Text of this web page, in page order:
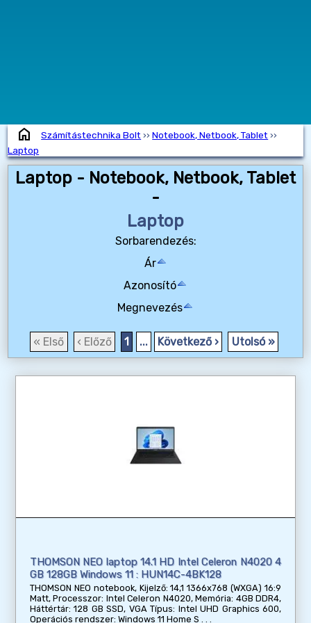
home Számítástechnika Bolt ››Notebook, Netbook, Tablet ››
Laptop
Laptop - Notebook, Netbook, Tablet
-
Laptop
Sorbarendezés:
Ár
Azonosító
Megnevezés
« Első ‹ Előző 1 ... Következő › Utolsó »
THOMSON NEO laptop 14.1 HD Intel Celeron N4020 4
GB 128GB Windows 11 : HUN14C-4BK128
THOMSON NEO notebook, Kijelző: 14,1 1366x768 (WXGA) 16:9
Matt, Processzor: Intel Celeron N4020, Memória: 4GB DDR4,
Háttértár: 128 GB SSD, VGA Típus: Intel UHD Graphics 600,
Operációs rendszer: Windows 11 Home S